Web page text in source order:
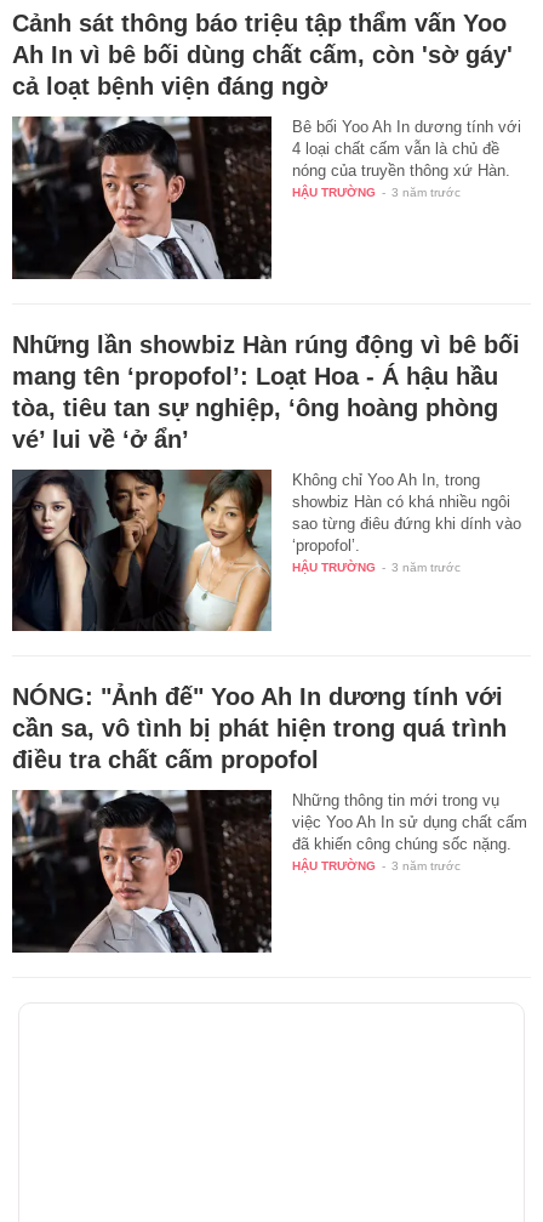
Cảnh sát thông báo triệu tập thẩm vấn Yoo
Ah In vì bê bối dùng chất cấm, còn 'sờ gáy'
cả loạt bệnh viện đáng ngờ
Bê bối Yoo Ah In dương tính với
4 loại chất cấm vẫn là chủ đề
nóng của truyền thông xứ Hàn.
HẬU TRƯỜNG - 3 năm trước
Những lần showbiz Hàn rúng động vì bê bối
mang tên ‘propofol’: Loạt Hoa - Á hậu hầu
tòa, tiêu tan sự nghiệp, ‘ông hoàng phòng
vé’ lui về ‘ở ẩn’
Không chỉ Yoo Ah In, trong
showbiz Hàn có khá nhiều ngôi
sao từng điêu đứng khi dính vào
‘propofol’.
HẬU TRƯỜNG - 3 năm trước
NÓNG: "Ảnh đế" Yoo Ah In dương tính với
cần sa, vô tình bị phát hiện trong quá trình
điều tra chất cấm propofol
Những thông tin mới trong vụ
việc Yoo Ah In sử dụng chất cấm
đã khiến công chúng sốc nặng.
HẬU TRƯỜNG - 3 năm trước